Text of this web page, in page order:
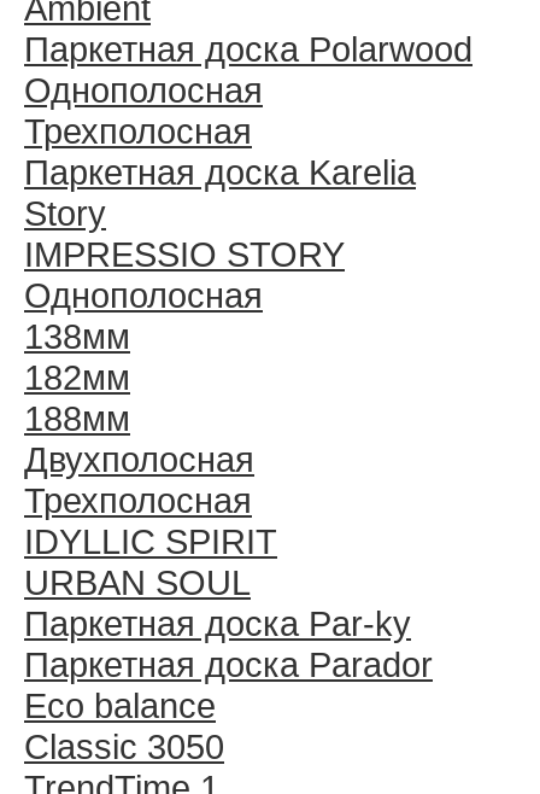
Паркетная доска Polarwood
Однополосная
Трехполосная
Паркетная доска Karelia
Story
IMPRESSIO STORY
Однополосная
138мм
182мм
188мм
Двухполосная
Трехполосная
IDYLLIC SPIRIT
URBAN SOUL
Паркетная доска Par-ky
Паркетная доска Parador
Eco balance
Classic 3050